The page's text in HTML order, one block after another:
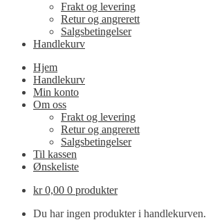
Frakt og levering
Retur og angrerett
Salgsbetingelser
Handlekurv
Hjem
Handlekurv
Min konto
Om oss
Frakt og levering
Retur og angrerett
Salgsbetingelser
Til kassen
Ønskeliste
kr0,00 0 produkter
Du har ingen produkter i handlekurven.